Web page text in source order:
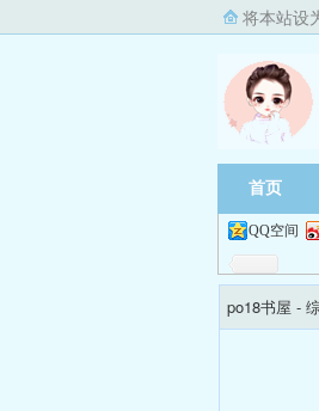
将本站设
首页
QQ空间
po18书屋 -